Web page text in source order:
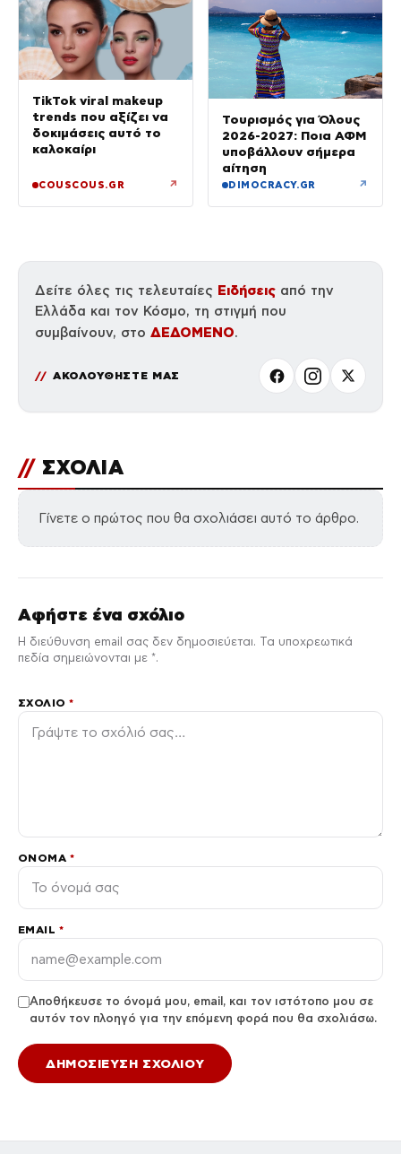
TikTok viral makeup
trends που αξίζει να
δοκιμάσεις αυτό το
καλοκαίρι
COUSCOUS.GR ↗
Τουρισμός για Όλους
2026-2027: Ποια ΑΦΜ
υποβάλλουν σήμερα
αίτηση
DIMOCRACY.GR ↗
Δείτε όλες τις τελευταίες Ειδήσεις από την
Ελλάδα και τον Κόσμο, τη στιγμή που
συμβαίνουν, στο ΔΕΔΟΜΕΝΟ.
ΑΚΟΛΟΥΘΗΣΤΕ ΜΑΣ
// ΣΧΟΛΙΑ
Γίνετε ο πρώτος που θα σχολιάσει αυτό το άρθρο.
Αφήστε ένα σχόλιο
Η διεύθυνση email σας δεν δημοσιεύεται. Τα υποχρεωτικά
πεδία σημειώνονται με *.
ΣΧΌΛΙΟ*
ΌΝΟΜΑ *
EMAIL *
Αποθήκευσε το όνομά μου, email, και τον ιστότοπο μου σε
αυτόν τον πλοηγό για την επόμενη φορά που θα σχολιάσω.